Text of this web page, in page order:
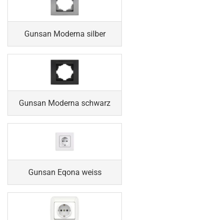
Gunsan Moderna silber
Gunsan Moderna schwarz
Gunsan Eqona weiss